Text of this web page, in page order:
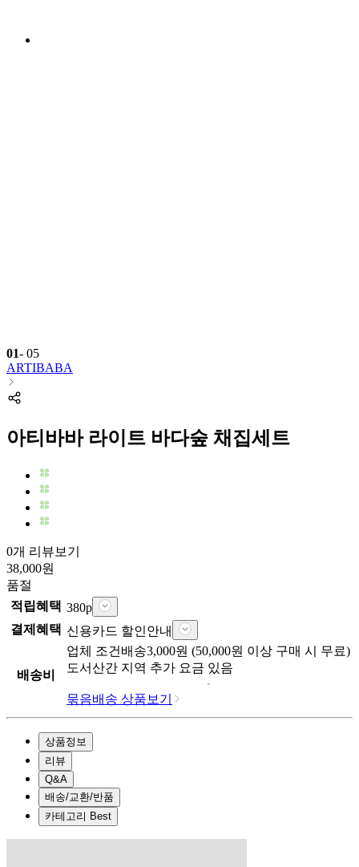
01- 05
ARTIBABA
아티바바 라이트 바다숲 채집세트
0개 리뷰보기
38,000원
품절
적립혜택 380p
결제혜택 신용카드 할인안내
배송비
업체 조건배송3,000원 (50,000원 이상 구매 시 무료)
도서산간 지역 추가 요금 있음
묶음배송 상품보기
상품정보
리뷰
Q&A
배송/교환/반품
카테고리 Best